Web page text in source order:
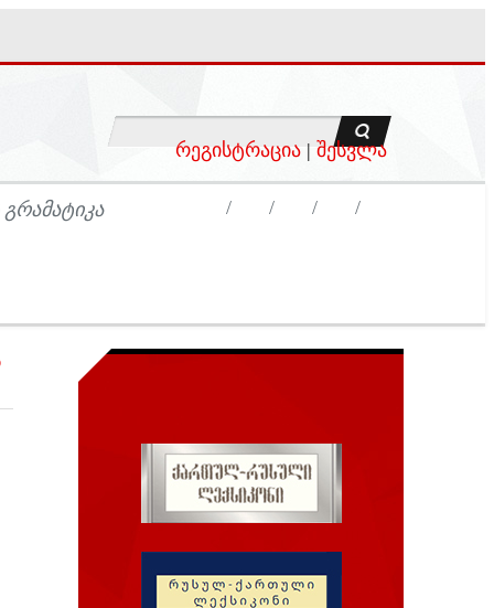
რეგისტრაცია | შესვლა